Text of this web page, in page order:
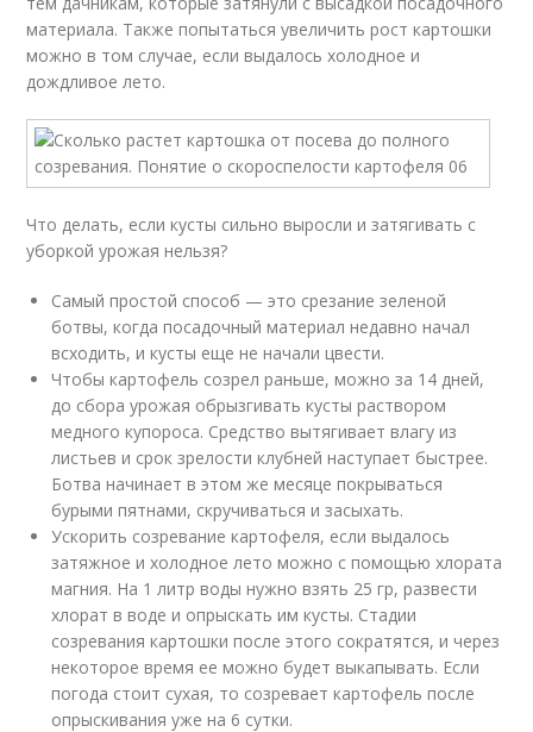
материала. Также попытаться увеличить рост картошки
можно в том случае, если выдалось холодное и
дождливое лето.
Что делать, если кусты сильно выросли и затягивать с
уборкой урожая нельзя?
Самый простой способ — это срезание зеленой
ботвы, когда посадочный материал недавно начал
всходить, и кусты еще не начали цвести.
Чтобы картофель созрел раньше, можно за 14 дней,
до сбора урожая обрызгивать кусты раствором
медного купороса. Средство вытягивает влагу из
листьев и срок зрелости клубней наступает быстрее.
Ботва начинает в этом же месяце покрываться
бурыми пятнами, скручиваться и засыхать.
Ускорить созревание картофеля, если выдалось
затяжное и холодное лето можно с помощью хлората
магния. На 1 литр воды нужно взять 25 гр, развести
хлорат в воде и опрыскать им кусты. Стадии
созревания картошки после этого сократятся, и через
некоторое время ее можно будет выкапывать. Если
погода стоит сухая, то созревает картофель после
опрыскивания уже на 6 сутки.